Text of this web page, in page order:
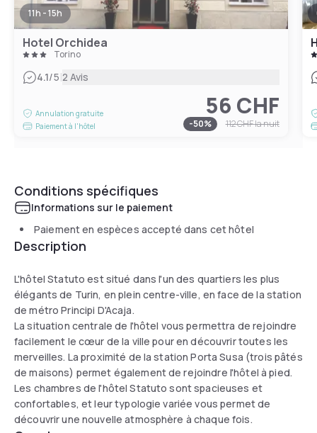
11h - 15h
Hotel Orchidea
Torino
4.1/5|2 Avis
Annulation gratuite
Paiement à l'hôtel
56 CHF
-50% 112 CHFla nuit
Conditions spécifiques
Informations sur le paiement
Paiement en espèces accepté dans cet hôtel
Description
L'hôtel Statuto est situé dans l'un des quartiers les plus
élégants de Turin, en plein centre-ville, en face de la station
de métro Principi D'Acaja.
La situation centrale de l'hôtel vous permettra de rejoindre
facilement le cœur de la ville pour en découvrir toutes les
merveilles. La proximité de la station Porta Susa (trois pâtés
de maisons) permet également de rejoindre l'hôtel à pied.
Les chambres de l'hôtel Statuto sont spacieuses et
confortables, et leur typologie variée vous permet de
découvrir une nouvelle atmosphère à chaque fois.